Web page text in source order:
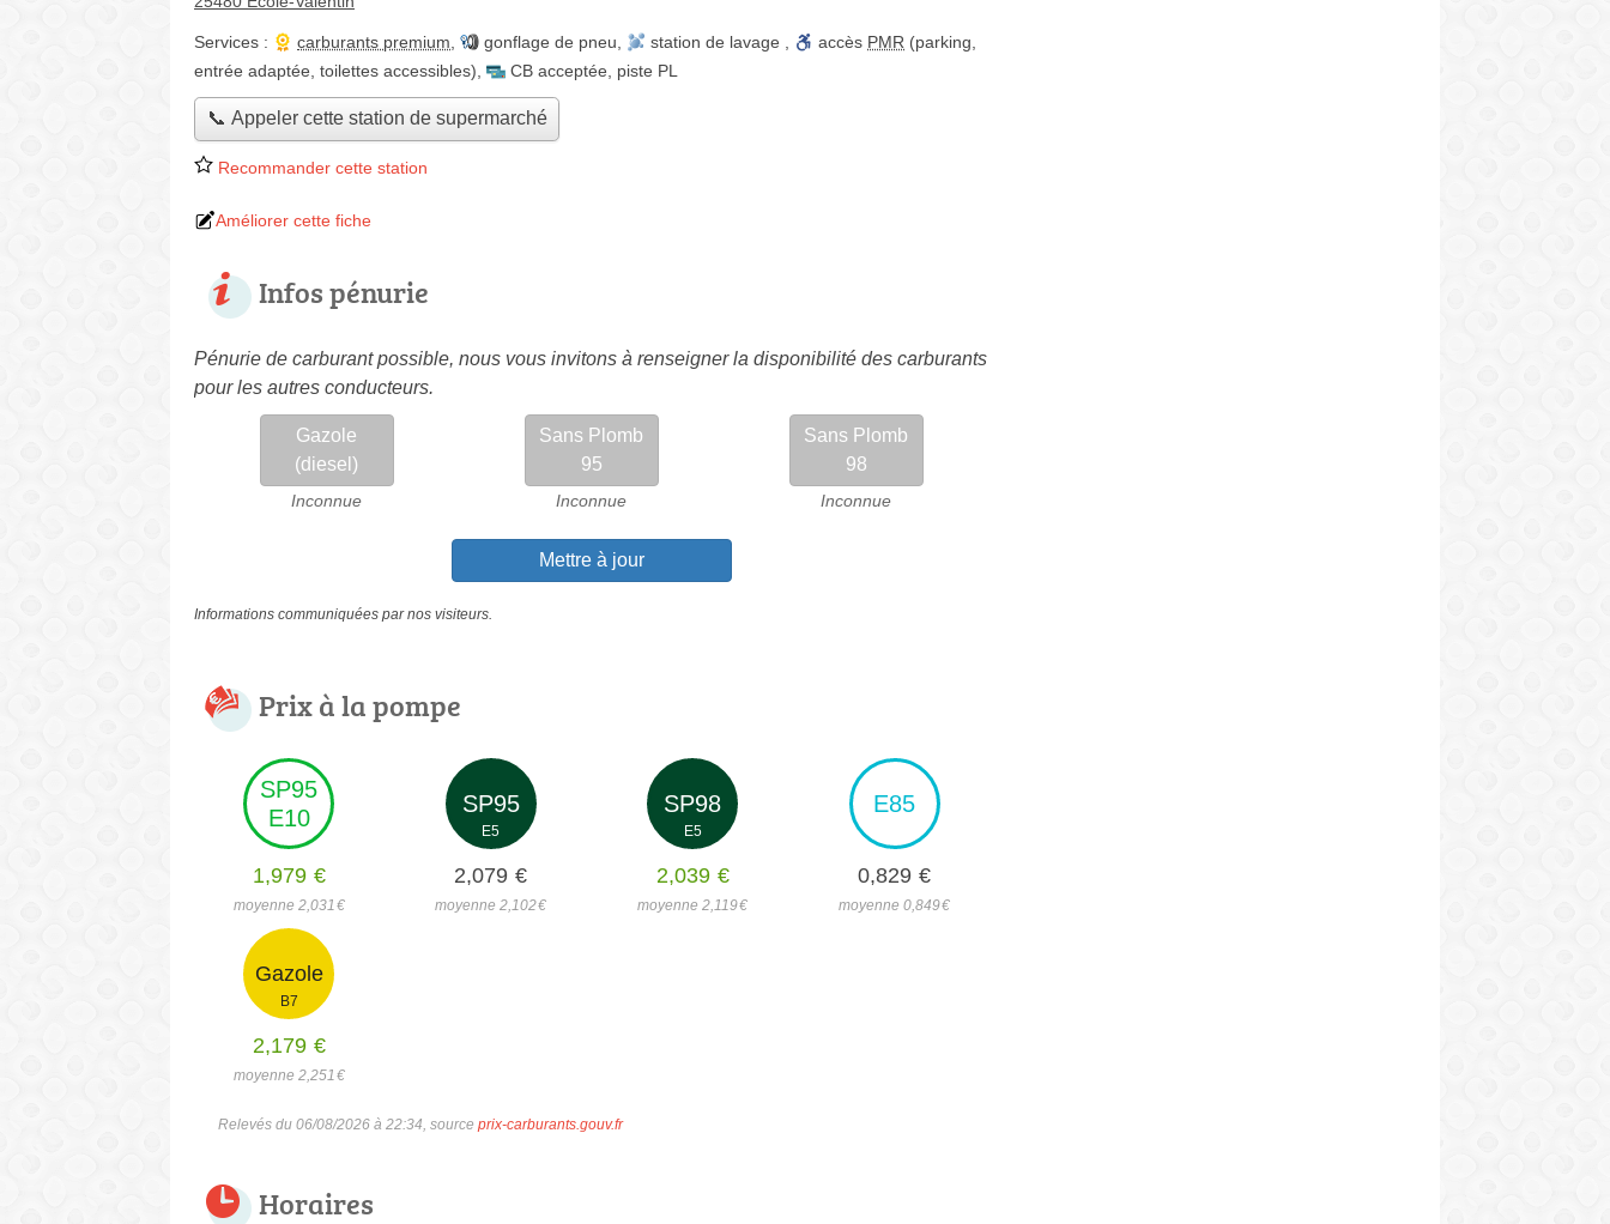
Services : carburants premium gonflage de pneu station de lavage accès PMR (parking,
entrée adaptée, toilettes accessibles)
CB acceptée piste PL
📞 Appeler cette station de supermarché
Recommander cette station
Améliorer cette fiche
Infos pénurie
Pénurie de carburant possible, nous vous invitons à renseigner la disponibilité des carburants
pour les autres conducteurs.
Gazole
(diesel)
Inconnue
Sans Plomb
95
Inconnue
Sans Plomb
98
Inconnue
Mettre à jour
Informations communiquées par nos visiteurs.
Prix à la pompe
SP95
E10
1,979 €
moyenne 2,031 €
SP95
E5
2,079 €
moyenne 2,102€
SP98
E5
2,039 €
moyenne 2,119€
E85
0,829 €
moyenne 0,849€
Gazole
B7
2,179 €
moyenne 2,251 €
Relevés du 06/08/2026 à 22:34, source prix-carburants.gouv.fr
Horaires